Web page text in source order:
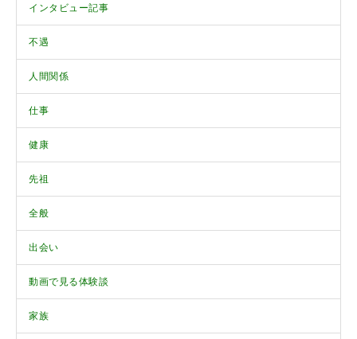
インタビュー記事
不遇
人間関係
仕事
健康
先祖
全般
出会い
動画で見る体験談
家族